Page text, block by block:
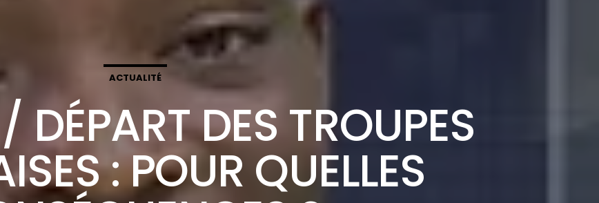
ACTUALITÉ
DÉPART DES TROUPES
: POUR QUELLES